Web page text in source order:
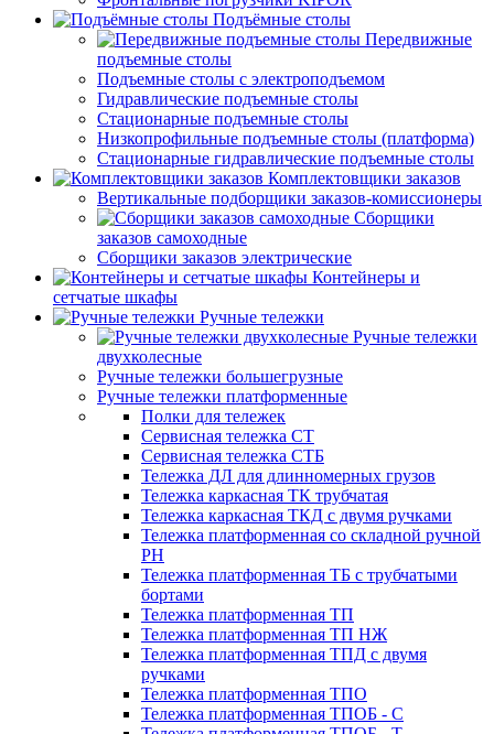
Подъёмные столы
Передвижные
подъемные столы
Подъемные столы с электроподъемом
Гидравлические подъемные столы
Стационарные подъемные столы
Низкопрофильные подъемные столы (платформа)
Стационарные гидравлические подъемные столы
Комплектовщики заказов
Вертикальные подборщики заказов-комиссионеры
Сборщики
заказов самоходные
Сборщики заказов электрические
Контейнеры и
сетчатые шкафы
Ручные тележки
Ручные тележки
двухколесные
Ручные тележки большегрузные
Ручные тележки платформенные
Полки для тележек
Сервисная тележка СТ
Сервисная тележка СТБ
Тележка ДЛ для длинномерных грузов
Тележка каркасная ТК трубчатая
Тележка каркасная ТКД с двумя ручками
Тележка платформенная со складной ручной
PH
Тележка платформенная ТБ с трубчатыми
бортами
Тележка платформенная ТП
Тележка платформенная ТП НЖ
Тележка платформенная ТПД с двумя
ручками
Тележка платформенная ТПО
Тележка платформенная ТПОБ - С